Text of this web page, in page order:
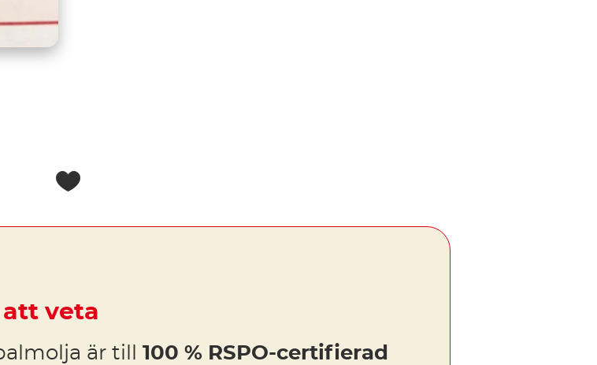
att veta
är till 100 % RSPO-certifierad